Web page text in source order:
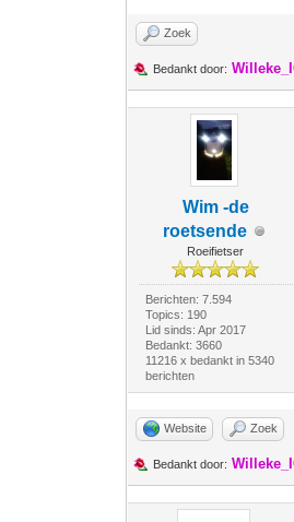
Zoek
Bedankt door:
Wim -de
roetsende
Roeifietser
Berichten: 7.594
Topics: 190
Lid sinds: Apr 2017
Bedankt: 3660
11216 x bedankt in 5340
berichten
Website Zoek
Bedankt door: